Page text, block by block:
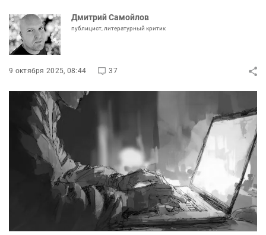
Дмитрий Самойлов
публицист, литературный критик
9 октября 2025, 08:44 37